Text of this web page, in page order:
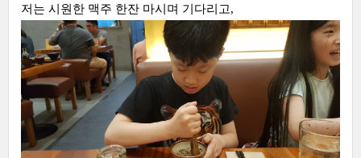
저는 시원한 맥주 한잔 마시며 기다리고,